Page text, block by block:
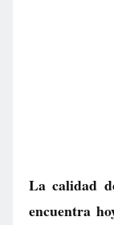
La calidad
encuentra